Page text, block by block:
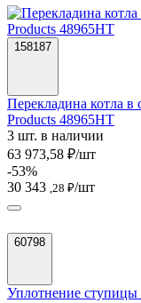
158187
Перекладина котла в
Products 48965HT
3 шт. в наличии
63 973,58 ₽/шт
-53%
30 343 ,28 ₽/шт
60798
Уплотнение ступицы